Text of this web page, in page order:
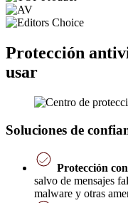
Protección
usar
Soluciones de
Protección
salvo de mensajes
malware y otras